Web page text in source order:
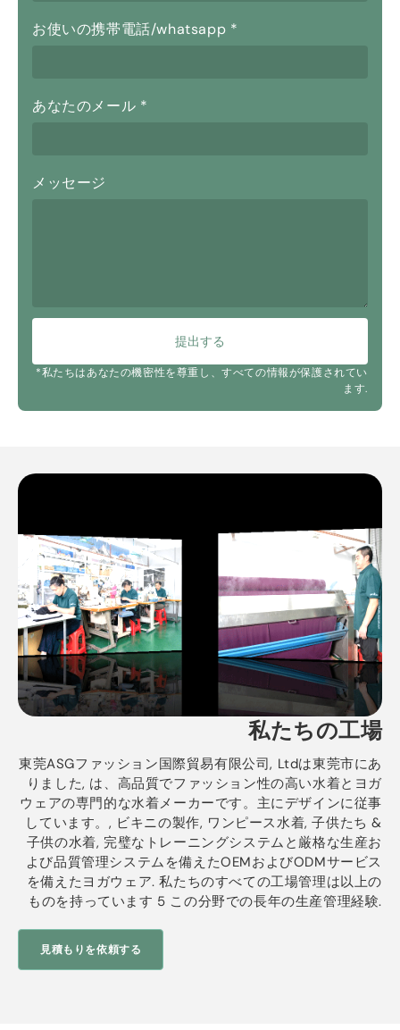
お使いの携帯電話/whatsapp *
あなたのメール *
メッセージ
提出する
*私たちはあなたの機密性を尊重し、すべての情報が保護されてい
ます.
私たちの工場
東莞ASGファッション国際貿易有限公司, Ltdは東莞市にあ
りました, は、高品質でファッション性の高い水着とヨガ
ウェアの専門的な水着メーカーです。主にデザインに従事
しています。, ビキニの製作, ワンピース水着, 子供たち &
子供の水着, 完璧なトレーニングシステムと厳格な生産お
よび品質管理システムを備えたOEMおよびODMサービス
を備えたヨガウェア. 私たちのすべての工場管理は以上の
ものを持っています 5 この分野での長年の生産管理経験.
見積もりを依頼する